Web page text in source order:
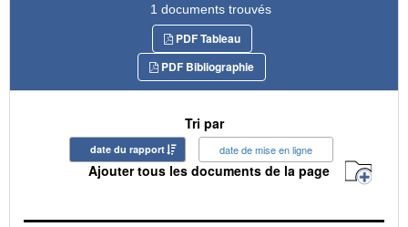
1 documents trouvés
PDF Tableau
PDF Bibliographie
Tri par
date du rapport date de mise en ligne
Ajouter tous les documents de la page